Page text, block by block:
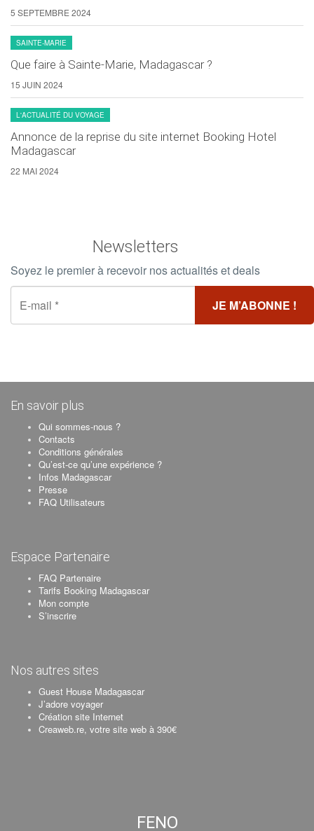
5 SEPTEMBRE 2024
SAINTE-MARIE
Que faire à Sainte-Marie, Madagascar ?
15 JUIN 2024
L'ACTUALITÉ DU VOYAGE
Annonce de la reprise du site internet Booking Hotel
Madagascar
22 MAI 2024
Newsletters
Soyez le premier à recevoir nos actualités et deals
En savoir plus
Qui sommes-nous ?
Contacts
Conditions générales
Qu’est-ce qu’une expérience ?
Infos Madagascar
Presse
FAQ Utilisateurs
Espace Partenaire
FAQ Partenaire
Tarifs Booking Madagascar
Mon compte
S’inscrire
Nos autres sites
Guest House Madagascar
J’adore voyager
Création site Internet
Creaweb.re, votre site web à 390€
FENO